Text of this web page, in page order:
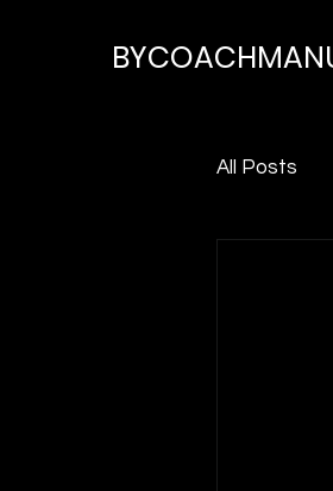
All Posts